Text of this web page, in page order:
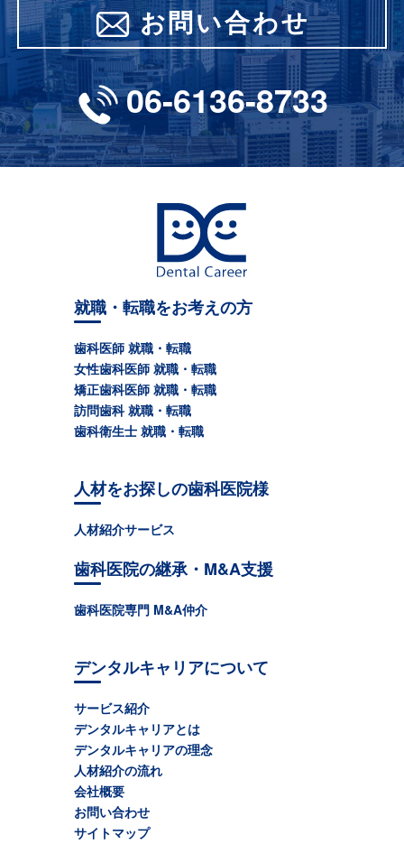
お問い合わせ
06-6136-8733
就職・転職をお考えの方
歯科医師 就職・転職
女性歯科医師 就職・転職
矯正歯科医師 就職・転職
訪問歯科 就職・転職
歯科衛生士 就職・転職
人材をお探しの歯科医院様
人材紹介サービス
歯科医院の継承・M&A支援
歯科医院専門 M&A仲介
デンタルキャリアについて
サービス紹介
デンタルキャリアとは
デンタルキャリアの理念
人材紹介の流れ
会社概要
お問い合わせ
サイトマップ